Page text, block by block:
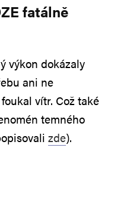
fatálně
výkon dokázaly
ani ne
vítr. Což také
temného
zde).